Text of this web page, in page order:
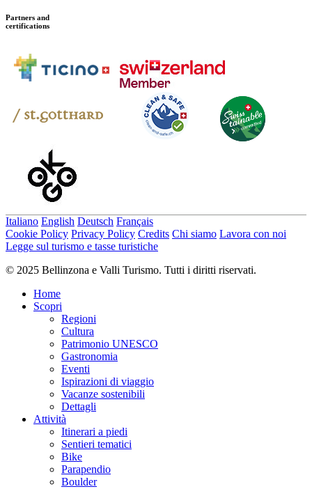
Partners and
certifications
Italiano English Deutsch Français
Cookie Policy Privacy Policy Credits Chi siamo Lavora con noi
Legge sul turismo e tasse turistiche
© 2025 Bellinzona e Valli Turismo. Tutti i diritti riservati.
Home
Scopri
Regioni
Cultura
Patrimonio UNESCO
Gastronomia
Eventi
Ispirazioni di viaggio
Vacanze sostenibili
Dettagli
Attività
Itinerari a piedi
Sentieri tematici
Bike
Parapendio
Boulder